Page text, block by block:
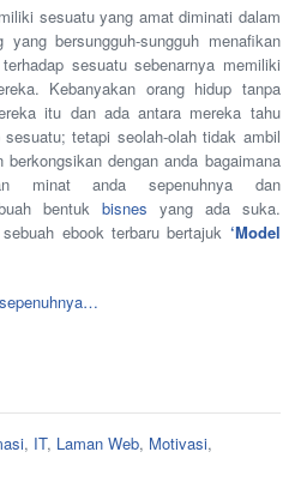
sesuatu yang amat diminati dalam
bersungguh-sungguh menafikan
sesuatu sebenarnya memiliki
Kebanyakan orang hidup tanpa
itu dan ada antara mereka tahu
tetapi seolah-olah tidak ambil
dengan anda bagaimana
minat anda sepenuhnya dan
bentuk bisnes yang ada suka.
ebook terbaru bertajuk ‘Model
, IT, Laman Web, Motivasi,